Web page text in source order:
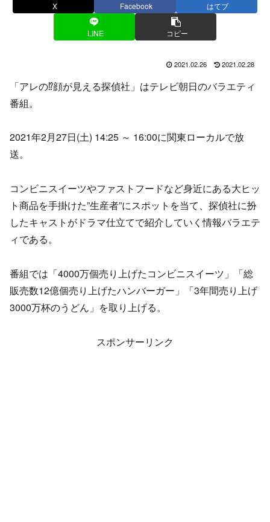
X Facebook はてブ
LINE コピー
2021.02.26 2021.02.28
「アレの⁉顔が見える探偵社」はテレビ朝日のバラエティ
番組。
2021年2月27日(土) 14:25 ～ 16:00に関東ローカルで放
送。
コンビニスイーツやファストフードなど身近にある大ヒッ
ト商品を手掛けた”生産者”にスポットを当て、探偵社に扮
したキャストがドラマ仕立てで紹介していく情報バラエテ
ィである。
番組では「4000万個売り上げたコンビニスイーツ」「総
販売数12億個売り上げたハンバーガー」「3年間売り上げ
3000万杯のうどん」を取り上げる。
スポンサーリンク